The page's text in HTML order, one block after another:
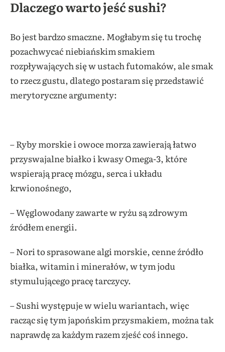
Dlaczego warto jeść sushi?
Bo jest bardzo smaczne. Mogłabym się tu trochę
pozachwycać niebiańskim smakiem
rozpływających się w ustach futomaków, ale smak
to rzecz gustu, dlatego postaram się przedstawić
merytoryczne argumenty:
– Ryby morskie i owoce morza zawierają łatwo
przyswajalne białko i kwasy Omega-3, które
wspierają pracę mózgu, serca i układu
krwionośnego,
– Węglowodany zawarte w ryżu są zdrowym
źródłem energii.
– Nori to sprasowane algi morskie, cenne źródło
białka, witamin i minerałów, w tym jodu
stymulującego pracę tarczycy.
– Sushi występuje w wielu wariantach, więc
racząc się tym japońskim przysmakiem, można tak
naprawdę za każdym razem zjeść coś innego.